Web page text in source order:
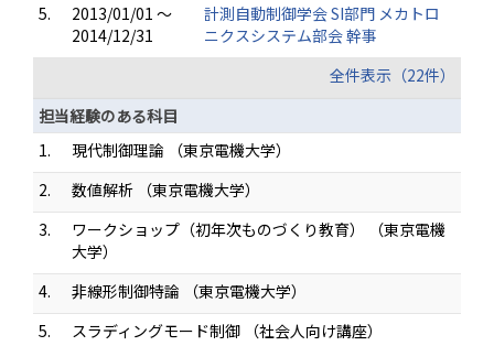
5.
2013/01/01 ～
2014/12/31
計測自動制御学会 SI部門 メカトロ
ニクスシステム部会 幹事
全件表示（22件）
担当経験のある科目
1.
現代制御理論 （東京電機大学）
2.
数値解析 （東京電機大学）
3.
ワークショップ（初年次ものづくり教育） （東京電機
大学）
4.
非線形制御特論 （東京電機大学）
5.
スラディングモード制御 （社会人向け講座）